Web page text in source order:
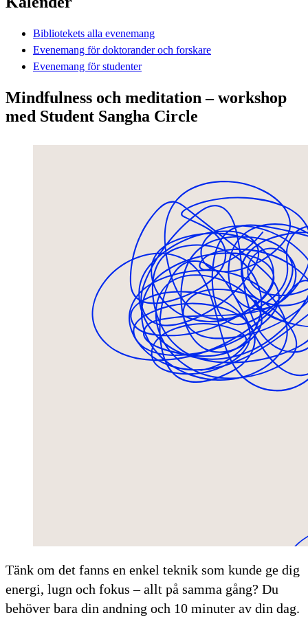
Bibliotekets alla evenemang
Evenemang för doktorander och forskare
Evenemang för studenter
Mindfulness och meditation – workshop
med Student Sangha Circle
Tänk om det fanns en enkel teknik som kunde ge dig
energi, lugn och fokus – allt på samma gång? Du
behöver bara din andning och 10 minuter av din dag.